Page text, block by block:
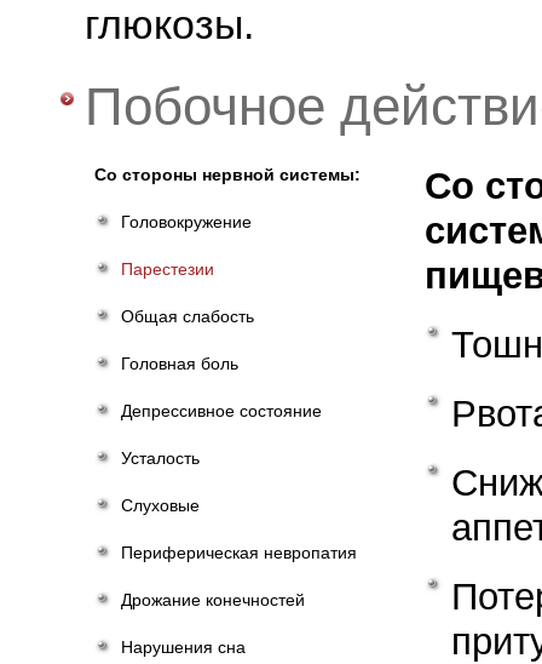
глюкозы.
Побочное
Со стороны нервной системы:
Головокружение
Парестезии
Общая слабость
Головная боль
Депрессивное состояние
Усталость
Слуховые
Периферическая невропатия
Дрожание конечностей
Нарушения сна
Со